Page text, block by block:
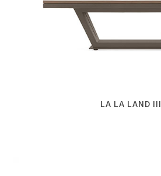
LA LA LAND III